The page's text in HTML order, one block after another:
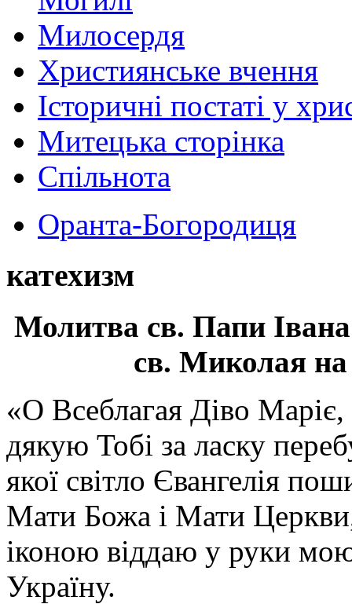
Милосердя
Християнське вчення
Історичні постаті у
Митецька сторінка
Спільнота
Оранта-Богородиця
катехизм
Молитва св. Папи
св. Миколая на
«О Всеблагая Діво
дякую Тобі за ласку
якої світло Євангелія
Мати Божа і Мати
іконою віддаю у руки
Україну.